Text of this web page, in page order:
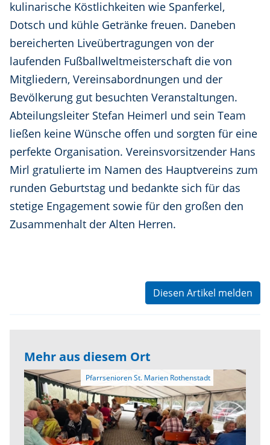
kulinarische Köstlichkeiten wie Spanferkel,
Dotsch und kühle Getränke freuen. Daneben
bereicherten Liveübertragungen von der
laufenden Fußballweltmeisterschaft die von
Mitgliedern, Vereinsabordnungen und der
Bevölkerung gut besuchten Veranstaltungen.
Abteilungsleiter Stefan Heimerl und sein Team
ließen keine Wünsche offen und sorgten für eine
perfekte Organisation. Vereinsvorsitzender Hans
Mirl gratulierte im Namen des Hauptvereins zum
runden Geburtstag und bedankte sich für das
stetige Engagement sowie für den großen den
Zusammenhalt der Alten Herren.
Diesen Artikel melden
Mehr aus diesem Ort